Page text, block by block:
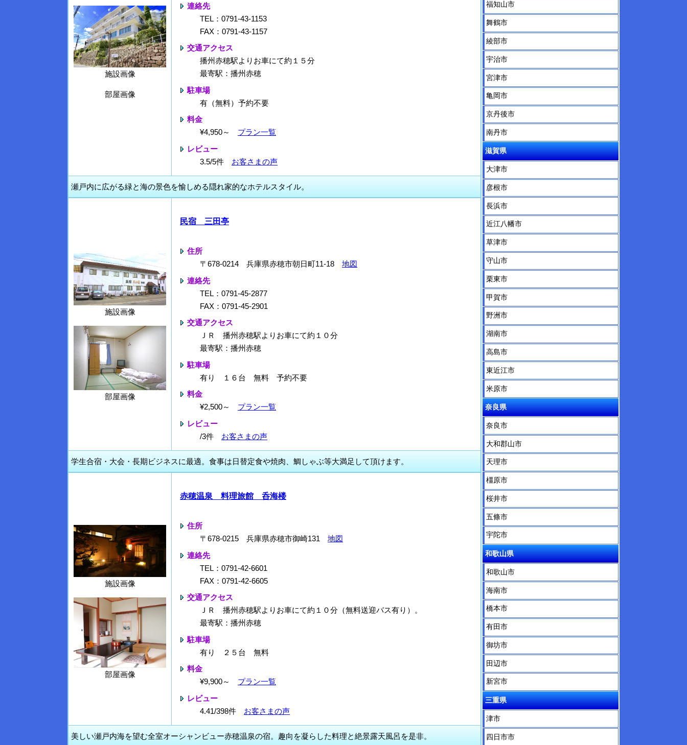
施設画像
部屋画像
連絡先
TEL：0791-43-1153
FAX：0791-43-1157
交通アクセス
播州赤穂駅よりお車にて約１５分
最寄駅：播州赤穂
駐車場
有（無料）予約不要
料金
¥4,950～ プラン一覧
レビュー
3.5/5件 お客さまの声
瀬戸内に広がる緑と海の景色を愉しめる隠れ家的なホテルスタイル。
施設画像
部屋画像
民宿 三田亭
住所
〒678-0214 兵庫県赤穂市朝日町11-18 地図
連絡先
TEL：0791-45-2877
FAX：0791-45-2901
交通アクセス
ＪＲ 播州赤穂駅よりお車にて約１０分
最寄駅：播州赤穂
駐車場
有り １６台 無料 予約不要
料金
¥2,500～ プラン一覧
レビュー
/3件 お客さまの声
学生合宿・大会・長期ビジネスに最適。食事は日替定食や焼肉、鯛しゃぶ等大満足して頂けます。
施設画像
部屋画像
赤穂温泉 料理旅館 呑海楼
住所
〒678-0215 兵庫県赤穂市御崎131 地図
連絡先
TEL：0791-42-6601
FAX：0791-42-6605
交通アクセス
ＪＲ 播州赤穂駅よりお車にて約１０分（無料送迎バス有り）。
最寄駅：播州赤穂
駐車場
有り ２５台 無料
料金
¥9,900～ プラン一覧
レビュー
4.41/398件 お客さまの声
美しい瀬戸内海を望む全室オーシャンビュー赤穂温泉の宿。趣向を凝らした料理と絶景露天風呂を是非。
福知山市
舞鶴市
綾部市
宇治市
宮津市
亀岡市
京丹後市
南丹市
滋賀県
大津市
彦根市
長浜市
近江八幡市
草津市
守山市
栗東市
甲賀市
野洲市
湖南市
高島市
東近江市
米原市
奈良県
奈良市
大和郡山市
天理市
橿原市
桜井市
五條市
宇陀市
和歌山県
和歌山市
海南市
橋本市
有田市
御坊市
田辺市
新宮市
三重県
津市
四日市市